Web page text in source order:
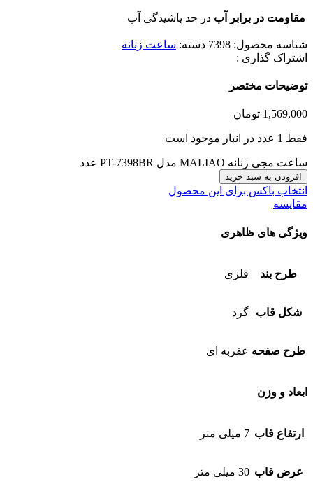
مقاومت در برابر آب در حد پاشیدگی آب
شناسه محصول: 7398 دسته: ساعت زنانه
اشتراک گذاری :
توضیحات مختصر
1,569,000 تومان
فقط 1 عدد در انبار موجود است
ساعت مچی زنانه MALIAO مدل PT-7398BR عدد
افزودن به سبد خرید
انتخاب باکس برای این محصول
مقایسه
ویژگی های ظاهری
طرح بند فلزی
شکل قاب گرد
طرح صفحه عقربه ای
ابعاد و وزن
ارتفاع قاب 7 میلی متر
عرض قاب 30 میلی متر